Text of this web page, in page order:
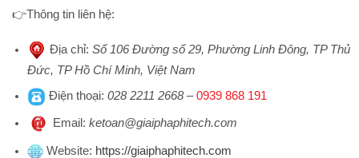
👉Thông tin liên hệ:
Địa chỉ: Số 106 Đường số 29, Phường Linh Đông, TP Thủ
Đức, TP Hồ Chí Minh, Việt Nam
Điện thoại: 028 2211 2668–0939 868 191
Email: ketoan@giaiphaphitech.com
Website: https://giaiphaphitech.com